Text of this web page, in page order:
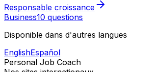
Responsable croissance
Business10 questions
Disponible dans d'autres langues
EnglishEspañol
Personal Job Coach